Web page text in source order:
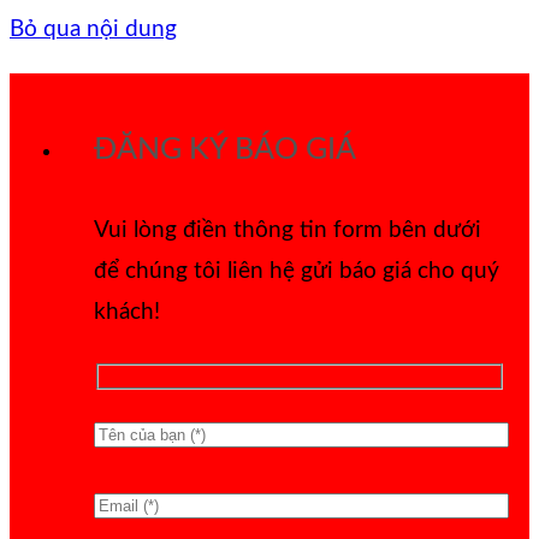
Bỏ qua nội dung
ĐĂNG KÝ BÁO GIÁ
Vui lòng điền thông tin form bên dưới
để chúng tôi liên hệ gửi báo giá cho quý
khách!